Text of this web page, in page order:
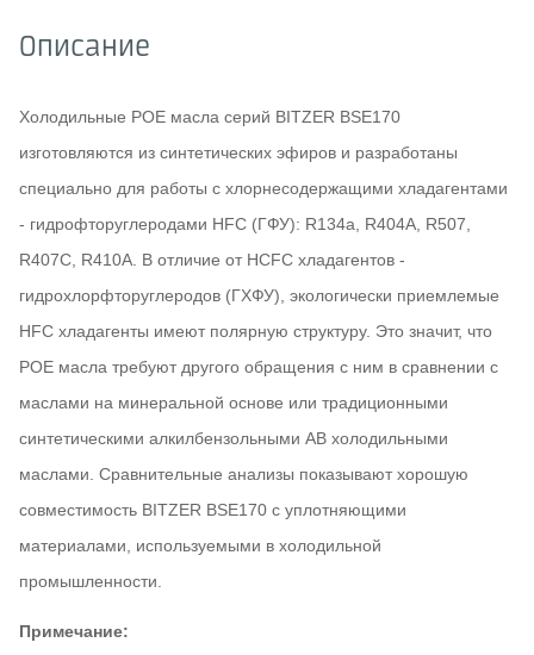
Описание
Холодильные POE масла серий BITZER BSE170
изготовляются из синтетических эфиров и разработаны
специально для работы с хлорнесодержащими хладагентами
- гидрофторуглеродами HFC (ГФУ): R134a, R404A, R507,
R407C, R410A. В отличие от HCFC хладагентов -
гидрохлорфторуглеродов (ГХФУ), экологически приемлемые
HFC хладагенты имеют полярную структуру. Это значит, что
РОЕ масла требуют другого обращения с ним в сравнении с
маслами на минеральной основе или традиционными
синтетическими алкилбензольными АВ холодильными
маслами. Сравнительные анализы показывают хорошую
совместимость BITZER BSE170 с уплотняющими
материалами, используемыми в холодильной
промышленности.
Примечание: